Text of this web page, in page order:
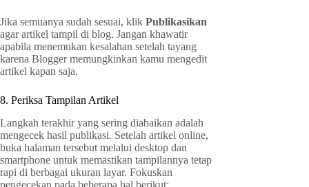
Jika semuanya sudah sesuai, klik Publikasikan
agar artikel tampil di blog. Jangan khawatir
apabila menemukan kesalahan setelah tayang
karena Blogger memungkinkan kamu mengedit
artikel kapan saja.
8. Periksa Tampilan Artikel
Langkah terakhir yang sering diabaikan adalah
mengecek hasil publikasi. Setelah artikel online,
buka halaman tersebut melalui desktop dan
smartphone untuk memastikan tampilannya tetap
rapi di berbagai ukuran layar. Fokuskan